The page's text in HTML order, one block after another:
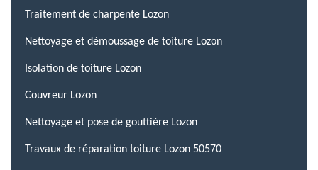
Traitement de charpente Lozon
Nettoyage et démoussage de toiture Lozon
Isolation de toiture Lozon
Couvreur Lozon
Nettoyage et pose de gouttière Lozon
Travaux de réparation toiture Lozon 50570